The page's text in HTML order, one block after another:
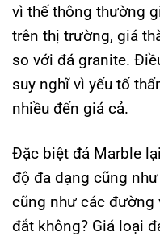
vì thế thông thường
trên thị trường, giá
so với đá granite.
suy nghĩ vì yếu tố
nhiều đến giá cả.
Đặc biệt đá Marble
độ đa dạng cũng
cũng như các đường
đắt không? Giá loại